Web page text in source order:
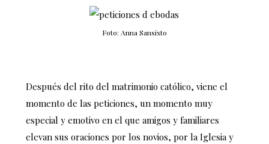
Foto: Anna Sansixto
Después del rito del matrimonio católico, viene el
momento de las peticiones, un momento muy
especial y emotivo en el que amigos y familiares
elevan sus oraciones por los novios, por la Iglesia y